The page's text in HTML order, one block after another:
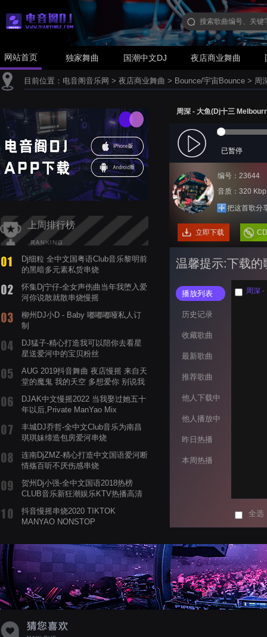
网站首页 独家舞曲 国潮中文DJ 夜店商业舞曲
目前位置： 电音阁音乐网 > 夜店商业舞曲 > Bounce/宇宙Bounce > 周
上周排行榜
Dj细粒 全中文国粤语Club音乐黎明前
的黑暗多元素私货串烧
怀集Dj宁仔-全女声伤曲当年我堕入爱
河你说散就散串烧慢摇
柳州DJ小D - Baby 嘟嘟嘟哑私人订
制
DJ猛子-精心打造我可以陪你去看星
星送爱河中的宝贝粉丝
AUG 2019抖音舞曲 夜店慢摇 来自天
堂的魔鬼 我的天空 多想爱你 别说我
DJAK中文慢摇2022 当我娶过她五十
年以后,Private ManYao Mix
丰城DJ乔哲-全中文Club音乐为南昌
琪琪妹缔造包房爱河串烧
连南DjZMZ-精心打造中文国语爱河断
情殇百听不厌伤感串烧
贺州Dj小强-全中文国语2018热榜
CLUB音乐新狂潮娱乐KTV热播高清
抖音慢摇串烧2020 TIKTOK
MANYAO NONSTOP
蝉爸爸妈妈爱存在夏天的风是想你的
声音啊
周深 - 大鱼(Dj十三
已暂停
编号：23644
音质：320
把这首歌分
立即下载
温馨提示:下载的
播放列表
历史记录
收藏歌曲
最新歌曲
推荐歌曲
他人下载中
他人播放中
昨日热播
本周热播
周深
全选